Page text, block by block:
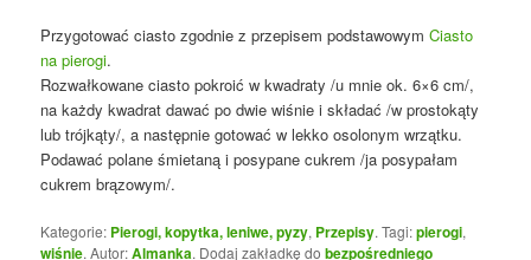
Przygotować ciasto zgodnie z przepisem podstawowymCiasto
na pierogi.
Rozwałkowane ciasto pokroić w kwadraty /u mnie ok. 6×6 cm/,
na każdy kwadrat dawać po dwie wiśnie i składać /w prostokąty
lub trójkąty/, a następnie gotować w lekko osolonym wrzątku.
Podawać polane śmietaną i posypane cukrem /ja posypałam
cukrem brązowym/.
Kategorie: Pierogi, kopytka, leniwe, pyzy, Przepisy. Tagi:pierogi,
wiśnie. Autor:Almanka. Dodaj zakładkę dobezpośredniego